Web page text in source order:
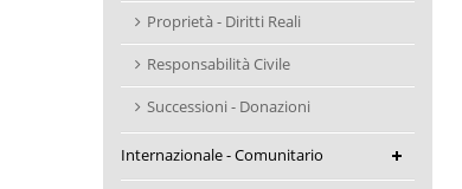
Proprietà - Diritti Reali
Responsabilità Civile
Successioni - Donazioni
Internazionale - Comunitario